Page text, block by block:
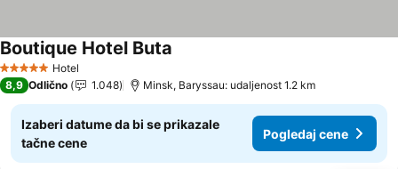
5 ZvezdiceHotel
Boutique Hotel Buta
8,9 Odlično 1.048 Minsk, Baryssau: udaljenost 1.2 km
Izaberi datume da bi se prikazale
tačne cene
Pogledaj cene